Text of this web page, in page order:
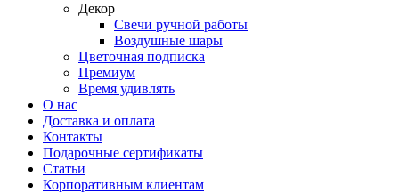
Декор
Свечи ручной работы
Воздушные шары
Цветочная подписка
Премиум
Время удивлять
О нас
Доставка и оплата
Контакты
Подарочные сертификаты
Статьи
Корпоративным клиентам